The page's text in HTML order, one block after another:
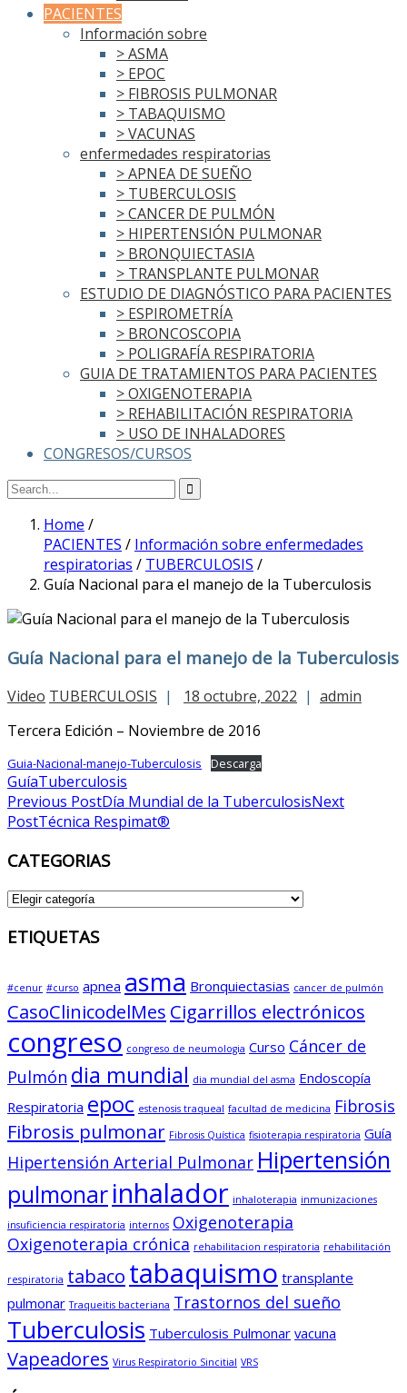
PACIENTES
Información sobre
> ASMA
> EPOC
> FIBROSIS PULMONAR
> TABAQUISMO
> VACUNAS
enfermedades respiratorias
> APNEA DE SUEÑO
> TUBERCULOSIS
> CANCER DE PULMÓN
> HIPERTENSIÓN PULMONAR
> BRONQUIECTASIA
> TRANSPLANTE PULMONAR
ESTUDIO DE DIAGNÓSTICO PARA PACIENTES
> ESPIROMETRÍA
> BRONCOSCOPIA
> POLIGRAFÍA RESPIRATORIA
GUIA DE TRATAMIENTOS PARA PACIENTES
> OXIGENOTERAPIA
> REHABILITACIÓN RESPIRATORIA
> USO DE INHALADORES
CONGRESOS/CURSOS
Home /
PACIENTES / Información sobre enfermedades
respiratorias / TUBERCULOSIS /
Guía Nacional para el manejo de la Tuberculosis
Guía Nacional para el manejo de la Tuberculosis
Video TUBERCULOSIS | 18 octubre, 2022 | admin
Tercera Edición – Noviembre de 2016
Guia-Nacional-manejo-Tuberculosis Descarga
GuíaTuberculosis
Post
navigation
Previous PostDía Mundial de la TuberculosisNext
PostTécnica Respimat®
CATEGORIAS
CATEGORIAS
ETIQUETAS
#cenur #curso apnea asma Bronquiectasias cancer de pulmón
CasoClinicodelMes Cigarrillos electrónicos
congreso congreso de neumologia Curso Cáncer de
Pulmón dia mundial dia mundial del asma Endoscopía
Respiratoria epoc estenosis traqueal facultad de medicina Fibrosis
Fibrosis pulmonar Fibrosis Quística fisioterapia respiratoria Guía
Hipertensión Arterial Pulmonar Hipertensión
pulmonarinhalador inhaloterapia inmunizaciones
insuficiencia respiratoria internos Oxigenoterapia
Oxigenoterapia crónica rehabilitacion respiratoria rehabilitación
respiratoria tabaco tabaquismo transplante
pulmonar Traqueitis bacteriana Trastornos del sueño
Tuberculosis Tuberculosis Pulmonar vacuna
Vapeadores Virus Respiratorio Sincitial VRS